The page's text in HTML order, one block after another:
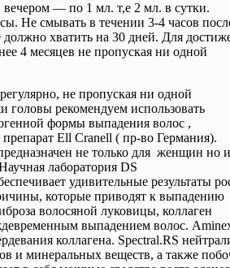
— по 1 мл. т,е 2 мл. в сутки.
Не смывать в течении 3-4 часов
должно хватить на 30 дней.Для
4 месяцевне пропуская ни одной
регулярно,не пропуская ни одной
головы рекомендуем использовать
формы выпадения волос ,
Ell Cranell ( пр-во Германия).
не только дляженщин но
аучная лаборатория DS
удивительные результаты
,которые приводят к выпадению
волосяной луковицы,коллаген
выпадением волос.
коллагена. Spectral.RS
и минеральных веществ,а также